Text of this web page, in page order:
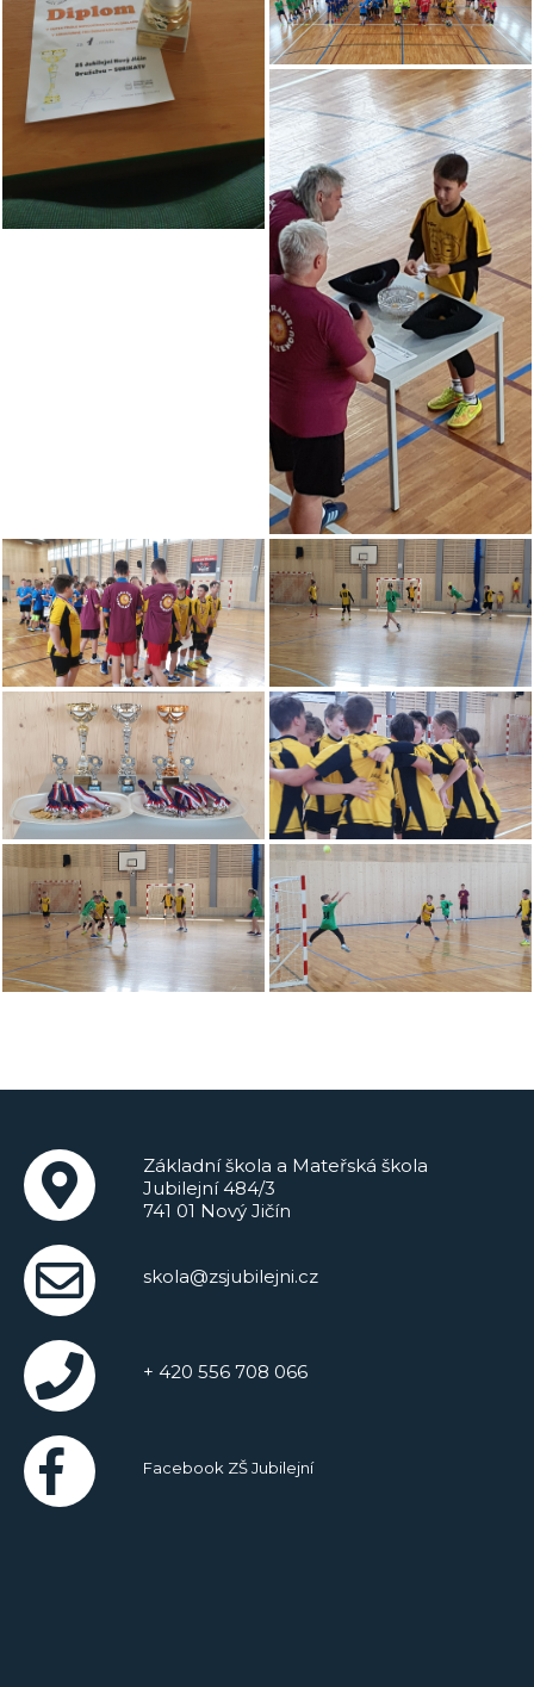
Základní škola a Mateřská škola
Jubilejní 484/3
741 01 Nový Jičín
skola@zsjubilejni.cz
+ 420 556 708 066
Facebook ZŠ Jubilejní